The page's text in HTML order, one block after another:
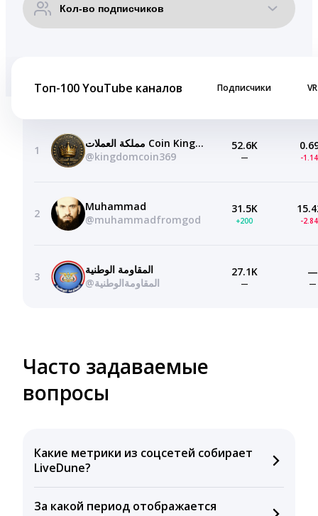
Топ-100 YouTube каналов Подписчики VR
1
مملكة العملات Coin Kingdom
@kingdomcoin369
52.6K
— -
2
Muhammad
@muhammadfromgod
31.5K
+200 -
3
المقاومة الوطنية
@المقاومةالوطنية
27.1K
—
—
—
Часто задаваемые
вопросы
Какие метрики из соцсетей собирает
LiveDune?
комментариев, кликов, репостов, охватов и
За какой период отображается